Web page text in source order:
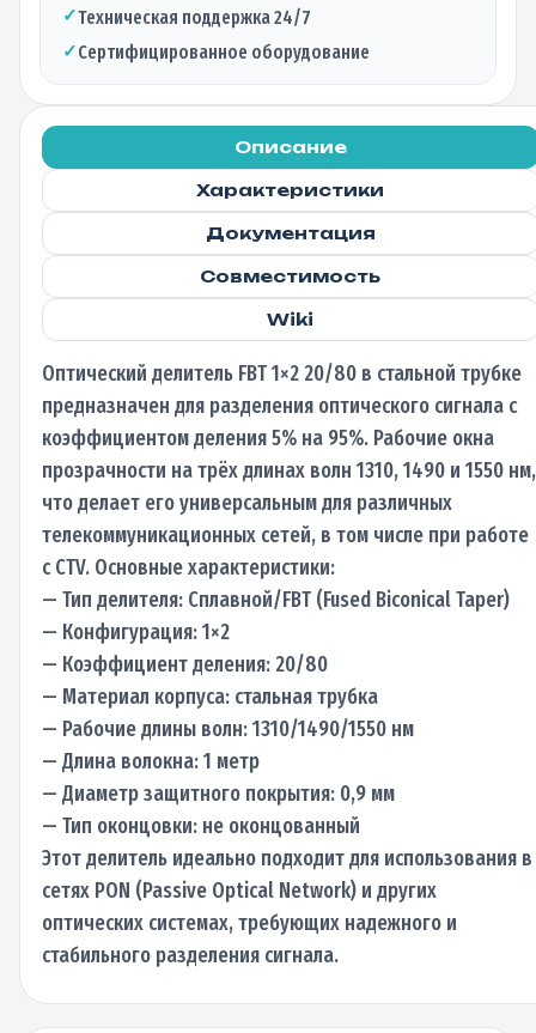
трубка,
1310/1490/1550
нм,
9/125
0,9
мм
не
оконцованный
✓Техническая поддержка 24/7
✓Сертифицированное оборудование
Описание
Характеристики
Документация
Совместимость
Wiki
Оптический делитель FBT 1×2 20/80 в стальной трубке
предназначен для разделения оптического сигнала с
коэффициентом деления 5% на 95%. Рабочие окна
прозрачности на трёх длинах волн 1310, 1490 и 1550 нм,
что делает его универсальным для различных
телекоммуникационных сетей, в том числе при работе
с CTV. Основные характеристики:
— Тип делителя: Сплавной/FBT (Fused Biconical Taper)
— Конфигурация: 1×2
— Коэффициент деления: 20/80
— Материал корпуса: стальная трубка
— Рабочие длины волн: 1310/1490/1550 нм
— Длина волокна: 1 метр
— Диаметр защитного покрытия: 0,9 мм
— Тип оконцовки: не оконцованный
Этот делитель идеально подходит для использования в
сетях PON (Passive Optical Network) и других
оптических системах, требующих надежного и
стабильного разделения сигнала.